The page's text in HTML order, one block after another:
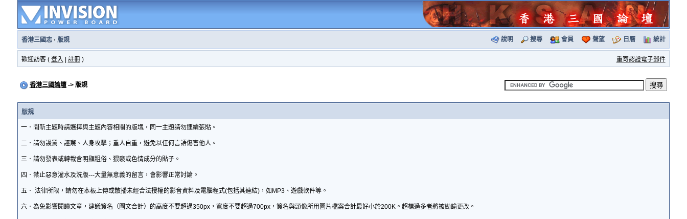
香港三國志· 版規 說明 搜尋 會員 聲望 日曆 統計
歡迎訪客 ( 登入 註冊) 重寄認證電子郵件
香港三國論壇-> 版規
版規
一．開新主題時請選擇與主題內容相關的版塊，同一主題請勿連續張貼。
二．請勿謾罵、誣蔑、人身攻擊；重人自重，避免以任何言語傷害他人。
三．請勿發表或轉載含明顯粗俗、猥褻或色情成分的貼子。
四．禁止惡意灌水及洗版---大量無意義的留言，會影響正常討論。
五． 法律所限，請勿在本板上傳或散播未經合法授權的影音資料及電腦程式(包括其連結)，如MP3、遊戲軟件等。
六．為免影響閱讀文章，建議簽名（圖文合計）的高度不要超過350px，寬度不要超過700px，簽名與頭像所用圖片檔案合計最好小於200K。超標過多者將被勸諭更改。